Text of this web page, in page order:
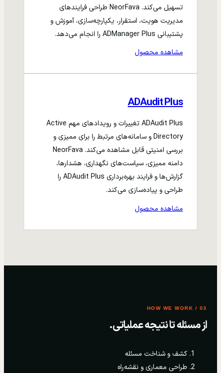
تسهیل می‌کند. NeorFava طراحی فرایندهای
مدیریت هویت، استقرار، یکپارچه‌سازی، آموزش و
پشتیبانی ADManager Plus را انجام می‌دهد.
مشاهده محصول
ADAudit Plus
ADAudit Plus تغییرات و رویدادهای مهم Active
Directory و سامانه‌های مرتبط را برای ممیزی و
بررسی امنیتی قابل مشاهده می‌کند. NeorFava
دامنه ممیزی، سیاست‌های نگهداری، هشدارها،
گزارش‌ها و فرایند بهره‌برداری ADAudit Plus را
طراحی و پیاده‌سازی می‌کند.
مشاهده محصول
03 / HOW WE WORK
از مسئله تا نتیجه عملیاتی.
کشف و شناخت مسئله
طراحی معماری و نقشه‌راه